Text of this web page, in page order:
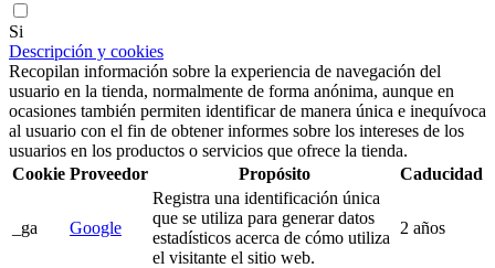
Si
Descripción y cookies
Recopilan información sobre la experiencia de navegación del
usuario en la tienda, normalmente de forma anónima, aunque en
ocasiones también permiten identificar de manera única e inequívoca
al usuario con el fin de obtener informes sobre los intereses de los
usuarios en los productos o servicios que ofrece la tienda.
Cookie Proveedor Propósito Caducidad
_ga Google
Registra una identificación única
que se utiliza para generar datos
estadísticos acerca de cómo utiliza
el visitante el sitio web.
2 años